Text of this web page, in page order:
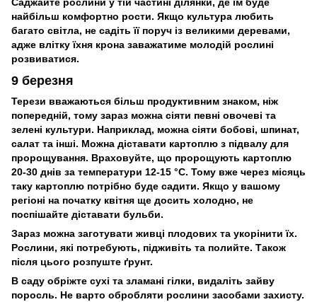
найбільш комфортно рости. Якщо культура любить
багато світла, не садіть її поруч із великими деревами,
адже влітку їхня крона заважатиме молодій рослині
розвиватися.
9 березня
Терези вважаються більш продуктивним знаком, ніж
попередній, тому зараз можна сіяти певні овочеві та
зелені культури. Наприклад, можна сіяти бобові, шпинат,
салат та інші. Можна діставати картоплю з підвалу для
пророщування. Враховуйте, що пророщують картоплю
20-30 днів за температури 12-15 °С. Тому вже через місяць
таку картоплю потрібно буде садити. Якщо у вашому
регіоні на початку квітня ще досить холодно, не
поспішайте діставати бульби.
Зараз можна заготувати живці плодових та укорінити їх.
Рослини, які потребують, підживіть та полийте. Також
після цього розпуште ґрунт.
В саду обріжте сухі та зламані гілки, видаліть зайву
поросль. Не варто обробляти рослини засобами захисту.